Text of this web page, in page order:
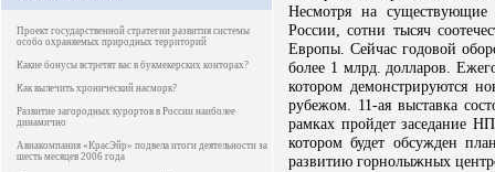
Проект государственной стратегии развития системы
особо охраняемых природных территорий
Какие бонусы встретят вас в букмекерских конторах?
Как вылечить хронический насморк?
Развитие загородных курортов в России наиболее
динамично
Авиакомпания «КрасЭйр» подвела итоги деятельности за
шесть месяцев 2006 года
Несмотря на
России, сотни тысяч
Европы. Сейчас годовой
более 1 млрд. долларов.
котором демонстрируются
рубежом. 11-ая выставка
рамках пройдет заседание
котором будет обсужден
развитию горнолыжных